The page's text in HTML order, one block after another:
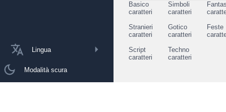
Lingua
Modalità scura
Basico
caratteri
Simboli
caratteri
Stranieri
caratteri
Gotico
caratteri
Feste
Script
caratteri
Techno
caratteri